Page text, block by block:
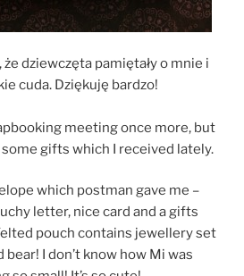
dziewczęta pamiętały o mnie i
cuda. Dziękuję bardzo!
meeting once more, but
gifts which I received lately.
which postman gave me –
letter, nice card and a gifts
pouch contains jewellery set
I don’t know how Mi was